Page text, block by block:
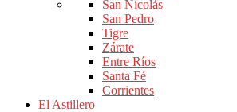
San Nicolás
San Pedro
Tigre
Zárate
Entre Ríos
Santa Fé
Corrientes
El Astillero